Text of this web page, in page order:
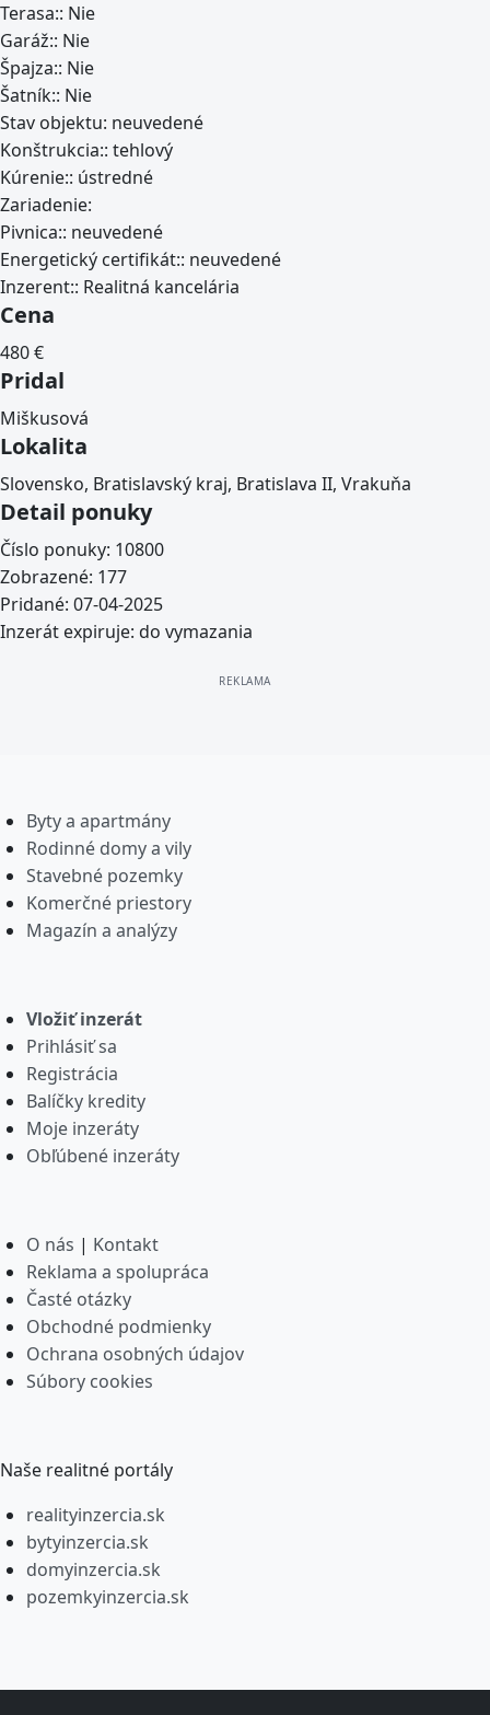
Terasa:: Nie
Garáž:: Nie
Špajza:: Nie
Šatník:: Nie
Stav objektu: neuvedené
Konštrukcia:: tehlový
Kúrenie:: ústredné
Zariadenie:
Pivnica:: neuvedené
Energetický certifikát:: neuvedené
Inzerent:: Realitná kancelária
Cena
480€
Pridal
Miškusová
Lokalita
Slovensko, Bratislavský kraj, Bratislava II, Vrakuňa
Detail ponuky
Číslo ponuky: 10800
Zobrazené: 177
Pridané: 07-04-2025
Inzerát expiruje: do vymazania
Byty a apartmány
Rodinné domy a vily
Stavebné pozemky
Komerčné priestory
Magazín a analýzy
Vložiť inzerát
Prihlásiť sa
Registrácia
Balíčky kredity
Moje inzeráty
Obľúbené inzeráty
O nás | Kontakt
Reklama a spolupráca
Časté otázky
Obchodné podmienky
Ochrana osobných údajov
Súbory cookies
Naše realitné portály
realityinzercia.sk
bytyinzercia.sk
domyinzercia.sk
pozemkyinzercia.sk